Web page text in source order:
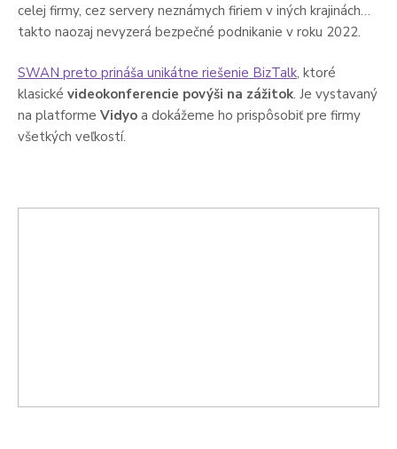
celej firmy, cez servery neznámych firiem v iných krajinách…
takto naozaj nevyzerá bezpečné podnikanie v roku 2022.
SWAN preto prináša unikátne riešenie BizTalk, ktoré
klasické videokonferencie povýši na zážitok. Je vystavaný
na platforme Vidyo a dokážeme ho prispôsobiť pre firmy
všetkých veľkostí.